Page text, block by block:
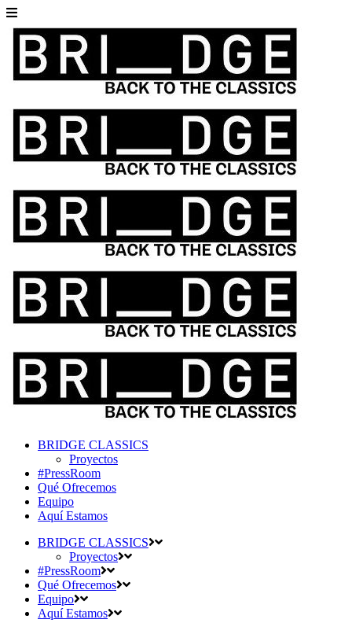
BRIDGE CLASSICS
Proyectos
#PressRoom
Qué Ofrecemos
Equipo
Aquí Estamos
BRIDGE CLASSICS
Proyectos
#PressRoom
Qué Ofrecemos
Equipo
Aquí Estamos